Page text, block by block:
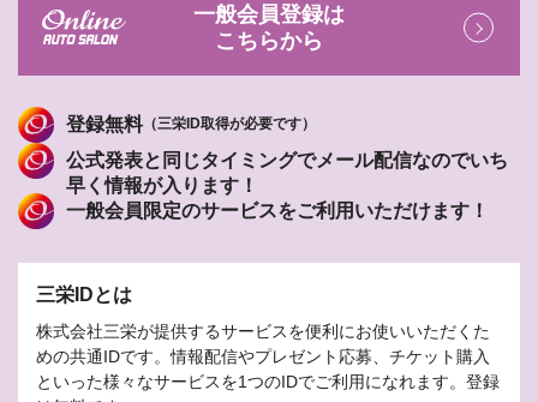
一般会員登録は
こちらから
登録無料（三栄ID取得が必要です）
公式発表と同じタイミングでメール配信なのでいち
早く情報が入ります！
一般会員限定のサービスをご利用いただけます！
三栄IDとは
株式会社三栄が提供するサービスを便利にお使いいただくた
めの共通IDです。情報配信やプレゼント応募、チケット購入
といった様々なサービスを1つのIDでご利用になれます。登録